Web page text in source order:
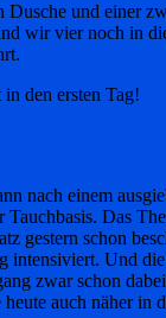
Dusche und einer
wir vier noch in
den ersten Tag!
nach einem
Tauchbasis. Das
gestern schon
intensiviert. Und
zwar schon
heute auch näher in